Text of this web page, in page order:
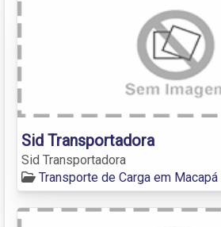
Sid Transportadora
Sid Transportadora
Transporte de Carga em Macapá